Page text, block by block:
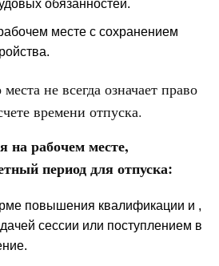
обязанностей.
месте с сохранением
не всегда означает право
времени отпуска.
на рабочем месте,
период для отпуска:
повышения квалификации и ,
сессии или поступлением в